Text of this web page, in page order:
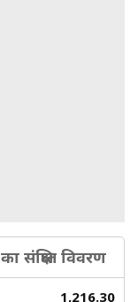
संक्षिप्त विवरण
1,216.30